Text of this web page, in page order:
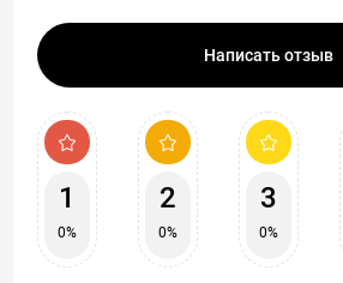
Написать отзыв
1
0%
2
0%
3
0%